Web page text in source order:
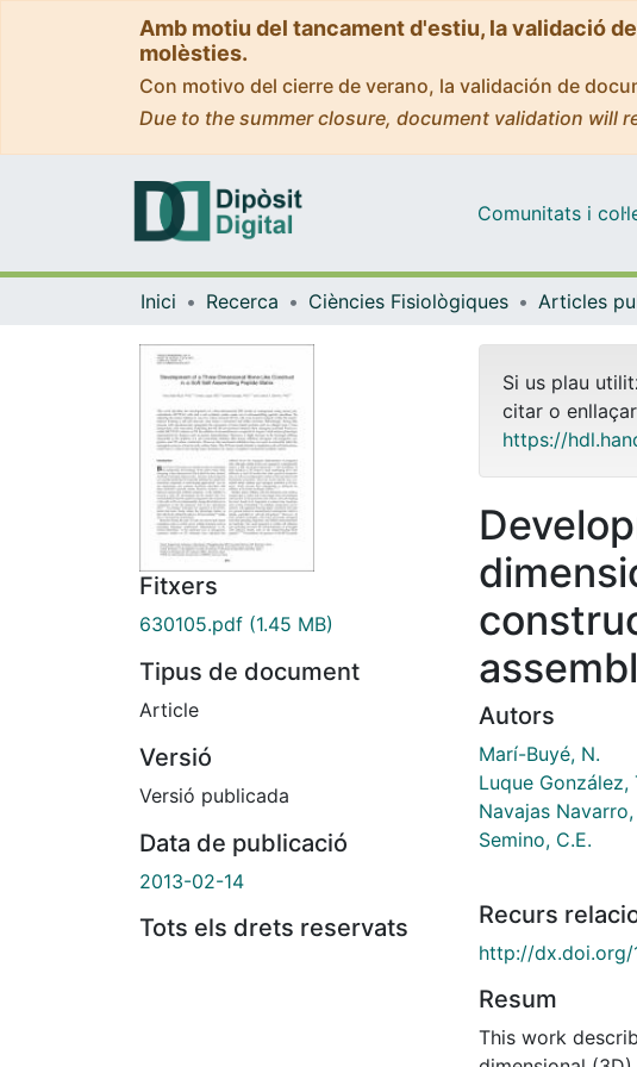
Amb motiu del tancament d'estiu, la validació
molèsties.
Con motivo del cierre de verano, la validación de
Due to the summer closure, document validation will
Comunitats i
Inici Recerca Ciències Fisiològiques
Fitxers
630105.pdf (1.45 MB)
Tipus de document
Article
Versió
Versió publicada
Data de publicació
2013-02-14
Tots els drets reservats
Si us plau
citar o
https://
Autors
Marí-Buyé, N.
Luque González,
Navajas
Semino, C.E.
Recurs
http://dx.doi.org/
Resum
This work